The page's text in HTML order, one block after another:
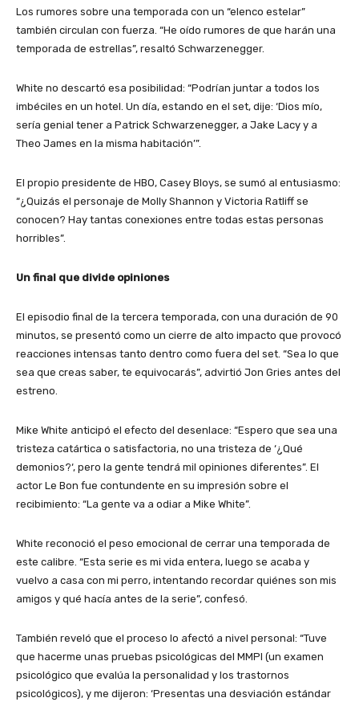
Los rumores sobre una temporada con un “elenco estelar”
también circulan con fuerza. “He oído rumores de que harán una
temporada de estrellas”, resaltó Schwarzenegger.
White no descartó esa posibilidad: “Podrían juntar a todos los
imbéciles en un hotel. Un día, estando en el set, dije: ‘Dios mío,
sería genial tener a Patrick Schwarzenegger, a Jake Lacy y a
Theo James en la misma habitación’”.
El propio presidente de HBO, Casey Bloys, se sumó al entusiasmo:
“¿Quizás el personaje de Molly Shannon y Victoria Ratliff se
conocen? Hay tantas conexiones entre todas estas personas
horribles”.
Un final que divide opiniones
El episodio final de la tercera temporada, con una duración de 90
minutos, se presentó como un cierre de alto impacto que provocó
reacciones intensas tanto dentro como fuera del set. “Sea lo que
sea que creas saber, te equivocarás”, advirtió Jon Gries antes del
estreno.
Mike White anticipó el efecto del desenlace: “Espero que sea una
tristeza catártica o satisfactoria, no una tristeza de ‘¿Qué
demonios?‘, pero la gente tendrá mil opiniones diferentes”. El
actor Le Bon fue contundente en su impresión sobre el
recibimiento: “La gente va a odiar a Mike White”.
White reconoció el peso emocional de cerrar una temporada de
este calibre. “Esta serie es mi vida entera, luego se acaba y
vuelvo a casa con mi perro, intentando recordar quiénes son mis
amigos y qué hacía antes de la serie”, confesó.
También reveló que el proceso lo afectó a nivel personal: “Tuve
que hacerme unas pruebas psicológicas del MMPI (un examen
psicológico que evalúa la personalidad y los trastornos
psicológicos), y me dijeron: ‘Presentas una desviación estándar